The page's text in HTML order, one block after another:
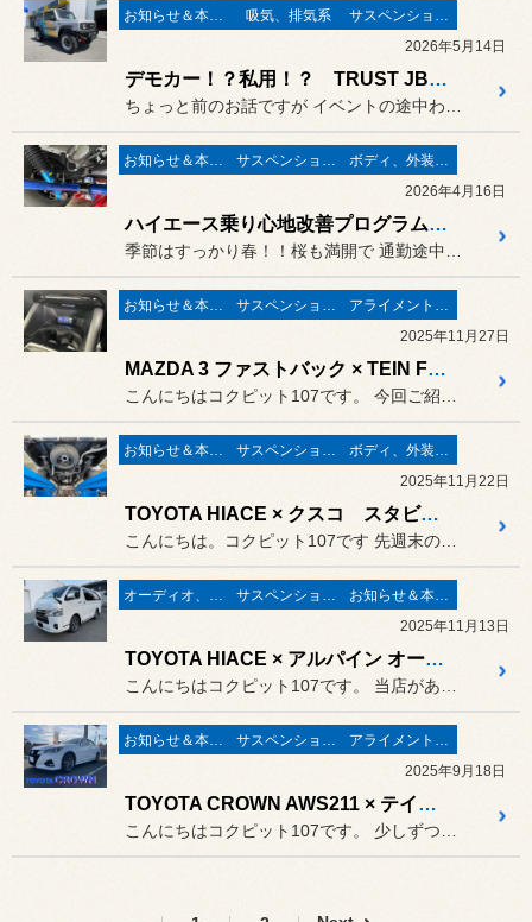
お知らせ＆本日の出来事 吸気、排気系
サスペンション関係
2026年5月14日
デモカー！？私用！？ TRUST JB74 JIMMNY SIERRA来店！！
お知らせ＆本日の出来事 サスペンション関係
ボディ、外装関連
2026年4月16日
ハイエース乗り心地改善プログラム施工！！
お知らせ＆本日の出来事 サスペンション関係
アライメント調整
2025年11月27日
MAZDA 3 ファストバック × TEIN FLEX Z ＋ EDFC5
お知らせ＆本日の出来事 サスペンション関係
ボディ、外装関連
2025年11月22日
TOYOTA HIACE × クスコ スタビライザー装着
オーディオ、ナビ取り付け サスペンション関係
お知らせ＆本日の出来事
2025年11月13日
TOYOTA HIACE × アルパイン オーディオフルセット取付
お知らせ＆本日の出来事 サスペンション関係
アライメント調整
2025年9月18日
TOYOTA CROWN AWS211 × テイン スペシャライズドスプリング装着